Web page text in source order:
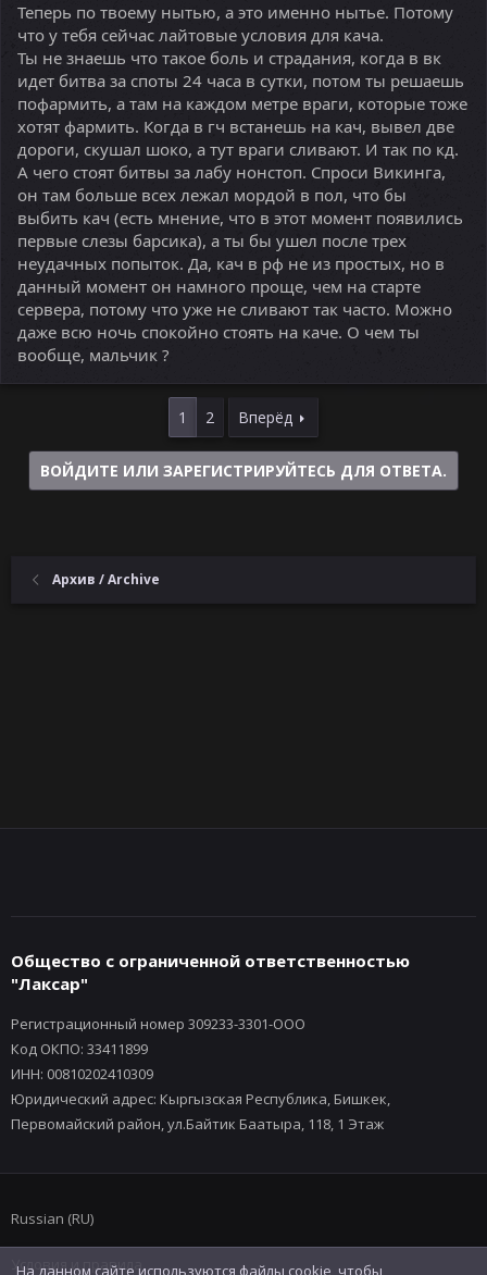
Теперь по твоему нытью, а это именно нытье. Потому
что у тебя сейчас лайтовые условия для кача.
Ты не знаешь что такое боль и страдания, когда в вк
идет битва за споты 24 часа в сутки, потом ты решаешь
пофармить, а там на каждом метре враги, которые тоже
хотят фармить. Когда в гч встанешь на кач, вывел две
дороги, скушал шоко, а тут враги сливают. И так по кд.
А чего стоят битвы за лабу нонстоп. Спроси Викинга,
он там больше всех лежал мордой в пол, что бы
выбить кач (есть мнение, что в этот момент появились
первые слезы барсика), а ты бы ушел после трех
неудачных попыток. Да, кач в рф не из простых, но в
данный момент он намного проще, чем на старте
сервера, потому что уже не сливают так часто. Можно
даже всю ночь спокойно стоять на каче. О чем ты
вообще, мальчик ?
1 2 Вперёд
ВОЙДИТЕ ИЛИ ЗАРЕГИСТРИРУЙТЕСЬ ДЛЯ ОТВЕТА.
Архив / Archive
Общество с ограниченной ответственностью
"Лаксар"
Регистрационный номер 309233-3301-ООО
Код ОКПО: 33411899
ИНН: 00810202410309
Юридический адрес: Кыргызская Республика, Бишкек,
Первомайский район, ул.Байтик Баатыра, 118, 1 Этаж
Russian (RU)
Условия и правила
На данном сайте используются файлы cookie, чтобы